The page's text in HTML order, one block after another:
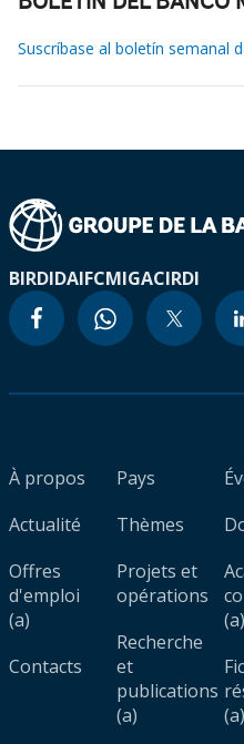
Suscríbase al boletín semanal
BIRDIDAIFCMIGACIRDI
À propos
Actualité
Offres
d'emploi
(a)
Contacts
Pays
Thèmes
Projets et
opérations
Recherche
et
publications
(a)
(a)
(a)